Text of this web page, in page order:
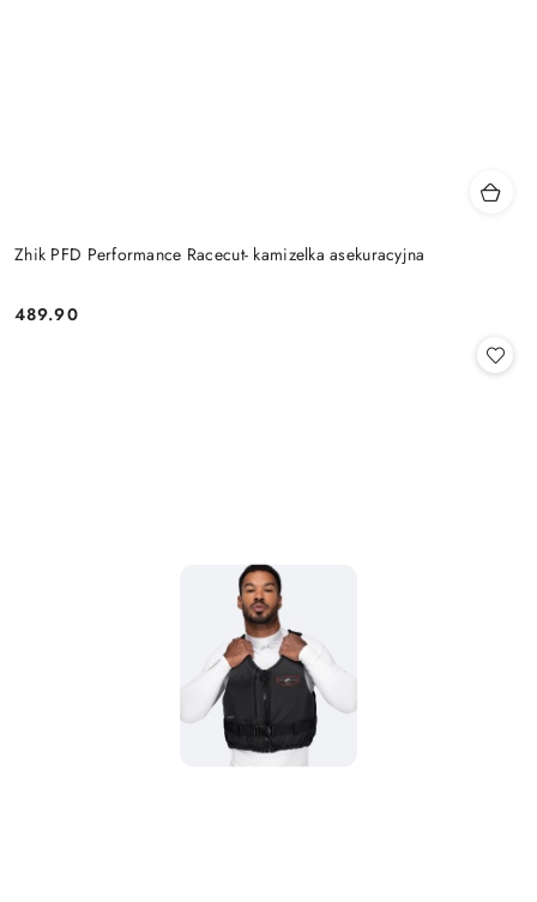
Zhik PFD Performance Racecut- kamizelka asekuracyjna
Cena:
489.90